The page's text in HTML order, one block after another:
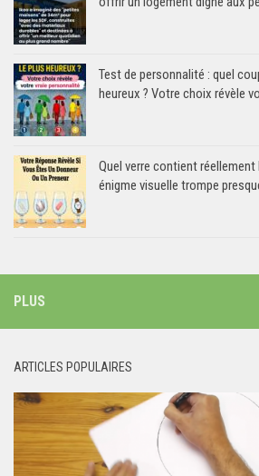
Test de personnalité : quel
heureux ? Votre choix révèle
Quel verre contient réellement
énigme visuelle trompe
PLUS
ARTICLES POPULAIRES